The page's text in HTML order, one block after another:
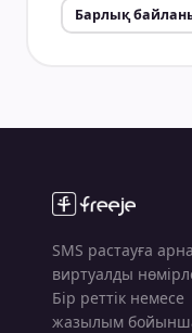
Барлық
SMS растауға
виртуалды
Бір реттік немесе
жазылым